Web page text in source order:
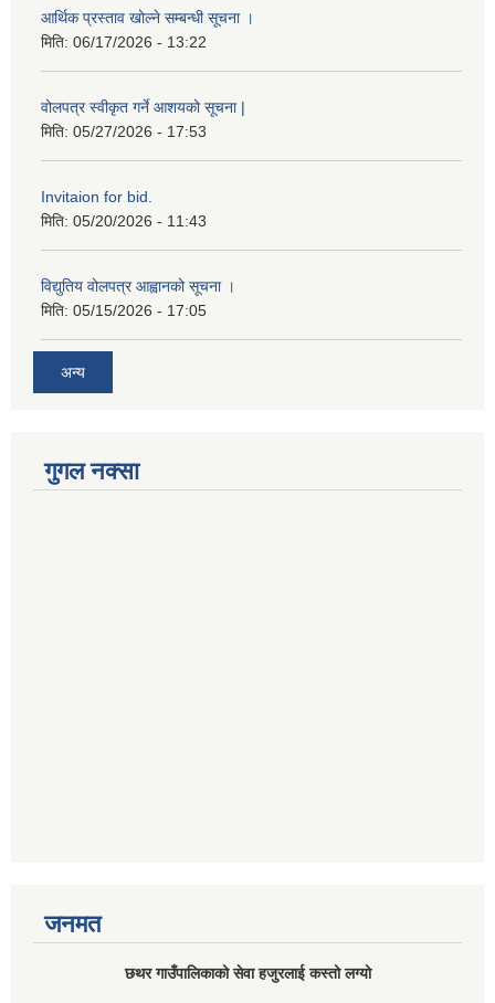
आर्थिक प्रस्ताव खोल्ने सम्बन्धी सूचना ।
मिति: 06/17/2026 - 13:22
वोलपत्र स्वीकृत गर्ने आशयको सूचना |
मिति: 05/27/2026 - 17:53
Invitaion for bid.
मिति: 05/20/2026 - 11:43
विद्युतिय वोलपत्र आह्वानको सूचना ।
मिति: 05/15/2026 - 17:05
अन्य
गुगल नक्सा
जनमत
छथर गाउँपालिकाको सेवा हजुरलाई कस्तो लग्यो